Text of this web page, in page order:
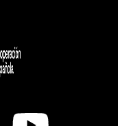
Youtube